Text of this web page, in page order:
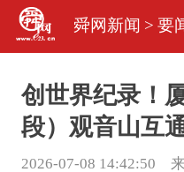
舜网新闻 > 要
创世界纪录！
段）观音山互
2026-07-08 14:42:50 来